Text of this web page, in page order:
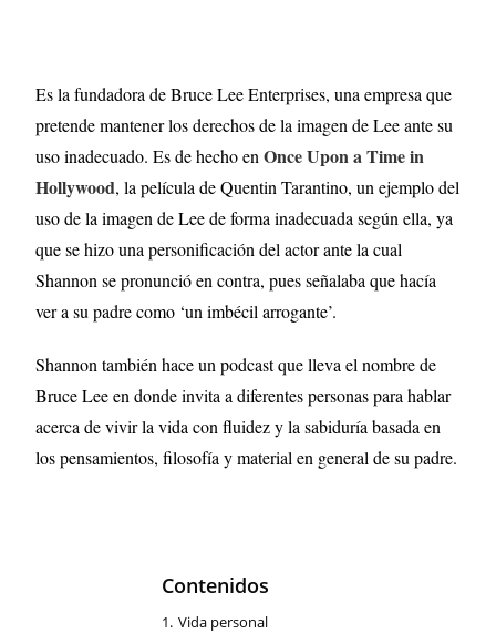
Es la fundadora de Bruce Lee Enterprises, una empresa que
pretende mantener los derechos de la imagen de Lee ante su
uso inadecuado. Es de hecho enOnce Upon a Time in
Hollywood, la película de Quentin Tarantino, un ejemplo del
uso de la imagen de Lee de forma inadecuada según ella, ya
que se hizo una personificación del actor ante la cual
Shannon se pronunció en contra, pues señalaba que hacía
ver a su padre como ‘un imbécil arrogante’.
Shannon también hace un podcast que lleva el nombre de
Bruce Lee en donde invita a diferentes personas para hablar
acerca de vivir la vida con fluidez y la sabiduría basada en
los pensamientos, filosofía y material en general de su padre.
Contenidos
1. Vida personal